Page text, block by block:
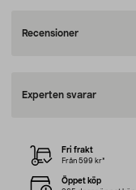
Recensioner
Experten svarar
Fri frakt
Från 599 kr*
Öppet köp